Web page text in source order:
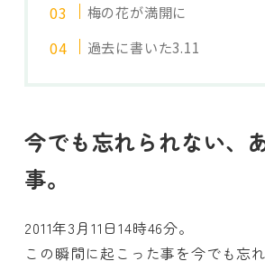
梅の花が満開に
過去に書いた3.11
今でも忘れられない、
事。
2011年3月11日14時46分。
この瞬間に起こった事を今でも忘